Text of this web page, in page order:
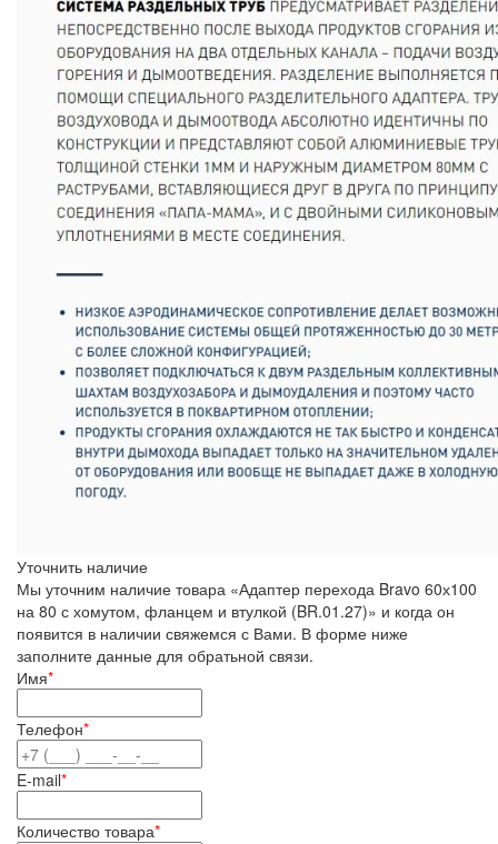
Уточнить наличие
Мы уточним наличие товара «Адаптер перехода Bravo 60х100
на 80 с хомутом, фланцем и втулкой (BR.01.27)» и когда он
появится в наличии свяжемся с Вами. В форме ниже
заполните данные для обратьной связи.
Имя*
Телефон*
E-mail*
Количество товара*